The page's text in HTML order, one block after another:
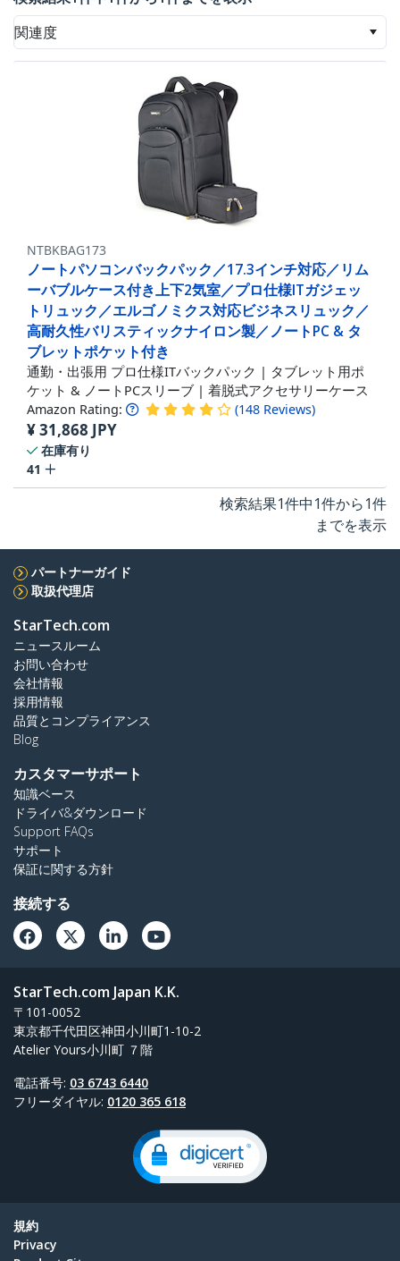
関連度
NTBKBAG173
ノートパソコンバックパック／17.3インチ対応／リム
ーバブルケース付き上下2気室／プロ仕様ITガジェッ
トリュック／エルゴノミクス対応ビジネスリュック／
高耐久性バリスティックナイロン製／ノートPC & タ
ブレットポケット付き
通勤・出張用 プロ仕様ITバックパック | タブレット用ポ
ケット & ノートPCスリーブ | 着脱式アクセサリーケース
Amazon Rating: (148 Reviews)
¥31,868 JPY
在庫有り
41
検索結果1件中1件から1件
までを表示
パートナーガイド
取扱代理店
StarTech.com
ニュースルーム
お問い合わせ
会社情報
採用情報
品質とコンプライアンス
Blog
カスタマーサポート
知識ベース
ドライバ&ダウンロード
Support FAQs
サポート
保証に関する方針
接続する
StarTech.com Japan K.K.
〒101-0052
東京都千代田区神田小川町1-10-2
Atelier Yours小川町 ７階
電話番号: 03 6743 6440
フリーダイヤル: 0120 365 618
規約
Privacy